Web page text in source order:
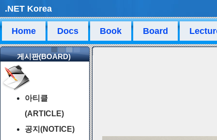
.NET Korea
Home Docs Book Board
게시판(BOARD)
아티클
(ARTICLE)
공지(NOTICE)